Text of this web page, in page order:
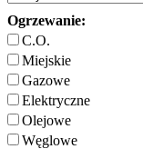
Ogrzewanie:
C.O.
Miejskie
Gazowe
Elektryczne
Olejowe
Węglowe